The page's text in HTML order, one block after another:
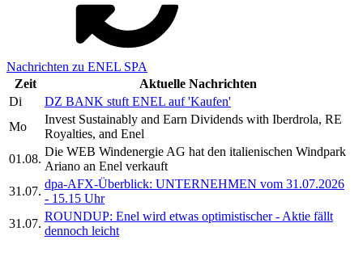
Nachrichten zu ENEL SPA
Zeit
Aktuelle Nachrichten
Di
DZ BANK stuft ENEL auf 'Kaufen'
Mo
Invest Sustainably and Earn Dividends with Iberdrola, RE
Royalties, and Enel
01.08.
Die WEB Windenergie AG hat den italienischen Windpark
Ariano an Enel verkauft
31.07.
dpa-AFX-Überblick: UNTERNEHMEN vom 31.07.2026
- 15.15 Uhr
31.07.
ROUNDUP: Enel wird etwas optimistischer - Aktie fällt
dennoch leicht